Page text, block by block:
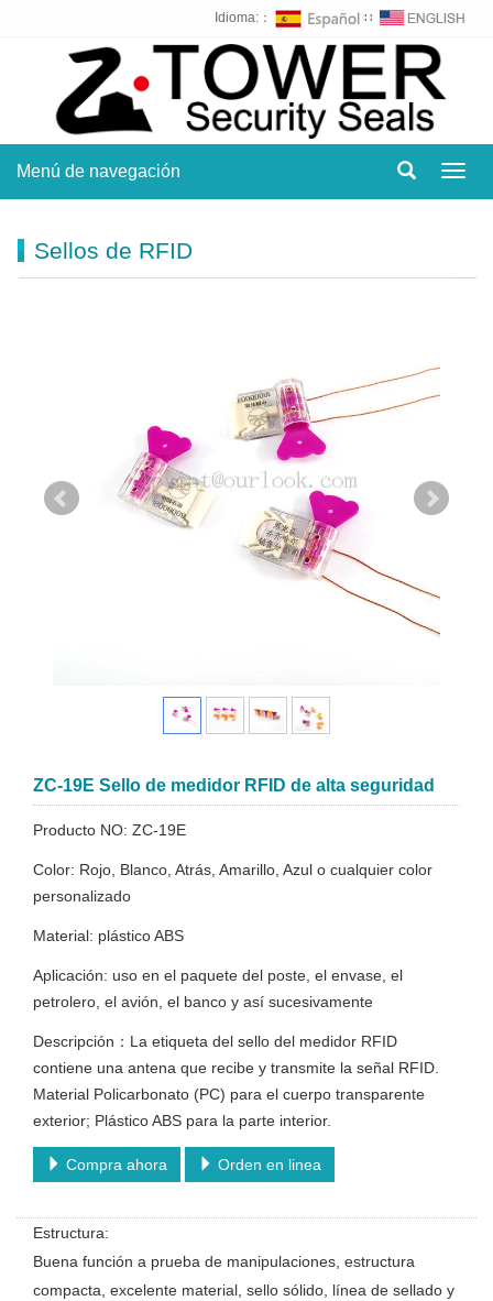
Idioma:： ∷
Menú de navegación
Sellos de RFID
ZC-19E Sello de medidor RFID de alta seguridad
Producto NO: ZC-19E
Color: Rojo, Blanco, Atrás, Amarillo, Azul o cualquier color
personalizado
Material: plástico ABS
Aplicación: uso en el paquete del poste, el envase, el
petrolero, el avión, el banco y así sucesivamente
Descripción：La etiqueta del sello del medidor RFID
contiene una antena que recibe y transmite la señal RFID.
Material Policarbonato (PC) para el cuerpo transparente
exterior; Plástico ABS para la parte interior.
Compra ahora Orden en linea
Estructura:
Buena función a prueba de manipulaciones, estructura
compacta, excelente material, sello sólido, línea de sellado y